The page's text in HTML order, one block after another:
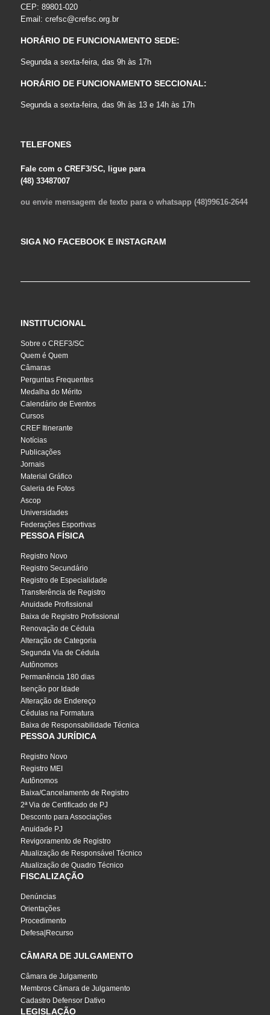
CEP: 89801-020
Email: crefsc@crefsc.org.br
HORÁRIO DE FUNCIONAMENTO SEDE:
Segunda a sexta-feira, das 9h às 17h
HORÁRIO DE FUNCIONAMENTO SECCIONAL:
Segunda a sexta-feira, das 9h às 13 e 14h às 17h
TELEFONES
Fale com o CREF3/SC, ligue para
(48) 33487007
ou envie mensagem de texto para o whatsapp (48)99616-2644
SIGA NO FACEBOOK E INSTAGRAM
INSTITUCIONAL
Sobre o CREF3/SC
Quem é Quem
Câmaras
Perguntas Frequentes
Medalha do Mérito
Calendário de Eventos
Cursos
CREF Itinerante
Notícias
Publicações
Jornais
Material Gráfico
Galeria de Fotos
Ascop
Universidades
Federações Esportivas
PESSOA FÍSICA
Registro Novo
Registro Secundário
Registro de Especialidade
Transferência de Registro
Anuidade Profissional
Baixa de Registro Profissional
Renovação de Cédula
Alteração de Categoria
Segunda Via de Cédula
Autônomos
Permanência 180 dias
Isenção por Idade
Alteração de Endereço
Cédulas na Formatura
Baixa de Responsabilidade Técnica
PESSOA JURÍDICA
Registro Novo
Registro MEI
Autônomos
Baixa/Cancelamento de Registro
2ª Via de Certificado de PJ
Desconto para Associações
Anuidade PJ
Revigoramento de Registro
Atualização de Responsável Técnico
Atualização de Quadro Técnico
FISCALIZAÇÃO
Denúncias
Orientações
Procedimento
Defesa|Recurso
CÂMARA DE JULGAMENTO
Câmara de Julgamento
Membros Câmara de Julgamento
Cadastro Defensor Dativo
LEGISLAÇÃO